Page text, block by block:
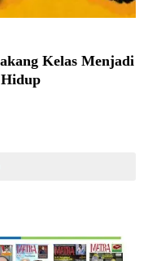
Kelas Menjadi